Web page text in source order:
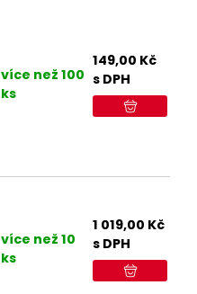
více než 100
ks
149,00 Kč
s DPH
více než 10
ks
1 019,00 Kč
s DPH